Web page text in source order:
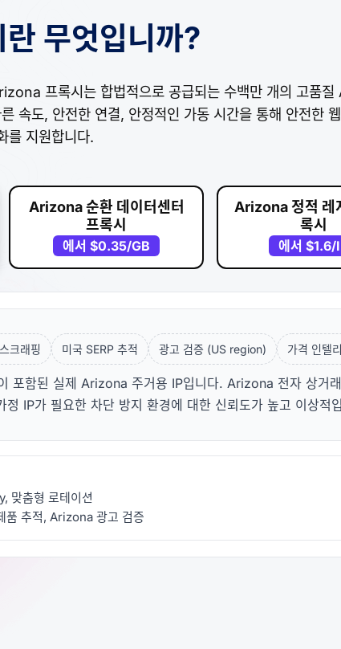
무엇입니까?
프록시는 합법적으로 공급되는 수백만 개의 고품
속도, 안전한 연결, 안정적인 가동 시간을 통해 안전한
를 지원합니다.
Arizona 순환 데이터센터
프록시
에서$0.35/GB
Arizona 정적 레
록시
에서$1.6/
크래핑 미국 SERP 추적 광고 검증 (US region) 가격 인텔
포함된 실제 Arizona 주거용 IP입니다. Arizona 전자 상거
IP가 필요한 차단 방지 환경에 대한 신뢰도가 높고 이상적
맞춤형 로테이션
품 추적, Arizona 광고 검증